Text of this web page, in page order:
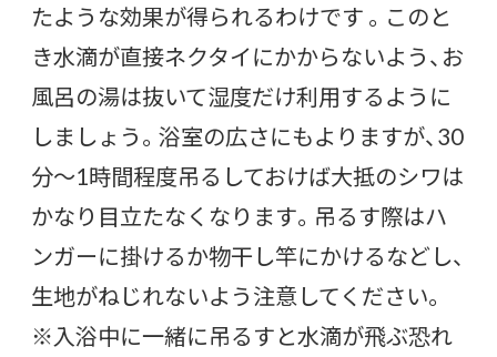
たような効果が得られるわけです 。このと
き水滴が直接ネクタイにかからないよう、お
風呂の湯は抜いて湿度だけ利用するように
しましょう。浴室の広さにもよりますが、30
分～1時間程度吊るしておけば大抵のシワは
かなり目立たなくなります。吊るす際はハ
ンガーに掛けるか物干し竿にかけるなどし、
生地がねじれないよう注意してください。
※入浴中に一緒に吊るすと水滴が飛ぶ恐れ